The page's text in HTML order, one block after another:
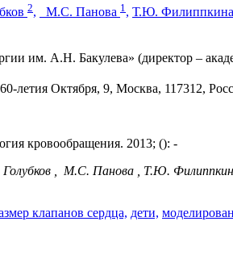
2, М.С. Панова 1 , Т.Ю. Филиппкина
им. А.Н. Бакулева» (директор –
летия Октября, 9, Москва, 117312,
кровообращения. 2013; (): -
, М.С. Панова , Т.Ю.
клапанов сердца, дети,